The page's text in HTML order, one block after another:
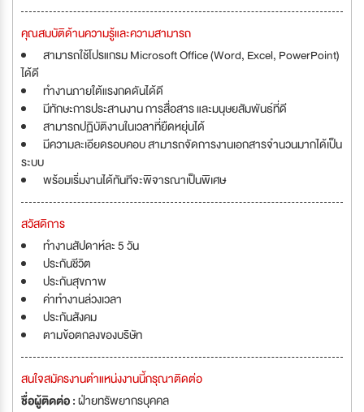
คุณสมบัติด้านความรู้และความสามารถ
สามารถใช้โปรแกรม Microsoft Office (Word, Excel, PowerPoint)
ได้ดี
ทำงานภายใต้แรงกดดันได้ดี
มีทักษะการประสานงาน การสื่อสาร และมนุษยสัมพันธ์ที่ดี
สามารถปฏิบัติงานในเวลาที่ยืดหยุ่นได้
มีความละเอียดรอบคอบ สามารถจัดการงานเอกสารจำนวนมากได้เป็น
ระบบ
พร้อมเริ่มงานได้ทันทีจะพิจารณาเป็นพิเศษ
สวัสดิการ
ทำงานสัปดาห์ละ 5 วัน
ประกันชีวิต
ประกันสุขภาพ
ค่าทำงานล่วงเวลา
ประกันสังคม
ตามข้อตกลงของบริษัท
สนใจสมัครงานตำแหน่งงานนี้กรุณาติดต่อ
ชื่อผู้ติดต่อ :ฝ่ายทรัพยากรบุุคคล